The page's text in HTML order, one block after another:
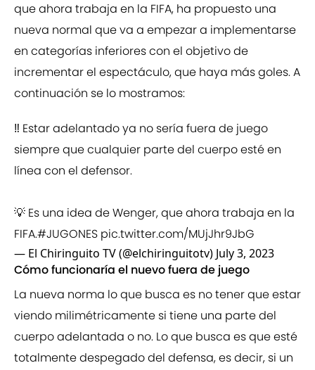
que ahora trabaja en la FIFA, ha propuesto una
nueva normal que va a empezar a implementarse
en categorías inferiores con el objetivo de
incrementar el espectáculo, que haya más goles. A
continuación se lo mostramos:
‼️ Estar adelantado ya no sería fuera de juego
siempre que cualquier parte del cuerpo esté en
línea con el defensor.
💡 Es una idea de Wenger, que ahora trabaja en la
FIFA.#JUGONES pic.twitter.com/MUjJhr9JbG
— El Chiringuito TV (@elchiringuitotv) July 3, 2023
Cómo funcionaría el nuevo fuera de juego
La nueva norma lo que busca es no tener que estar
viendo milimétricamente si tiene una parte del
cuerpo adelantada o no. Lo que busca es que esté
totalmente despegado del defensa, es decir, si un